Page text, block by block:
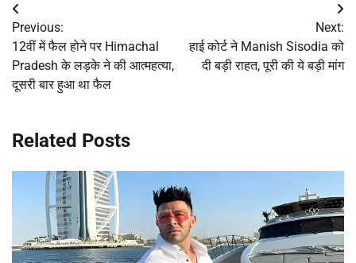
Post
navigation
Previous:
12वीं में फैल होने पर Himachal
Pradesh के लड़के ने की आत्महत्या,
दूसरी बार हुआ था फैल
Next:
हाई कोर्ट ने Manish Sisodia को
दी बड़ी राहत, पूरी की ये बड़ी मांग
Related Posts